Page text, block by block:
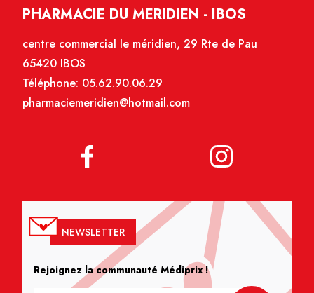
PHARMACIE DU MERIDIEN - IBOS
centre commercial le méridien, 29 Rte de Pau
65420 IBOS
Téléphone: 05.62.90.06.29
pharmaciemeridien@hotmail.com
NEWSLETTER
Rejoignez la communauté Médiprix !